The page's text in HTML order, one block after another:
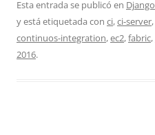
Esta entrada se publicó en Django
y está etiquetada con ci,ci-server,
continuos-integration,ec2,fabric,
2016.